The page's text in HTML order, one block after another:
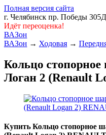
Полная версия сайта
г. Челябинск пр. Победы
Идёт переоценка!
ВАЗон
ВАЗон → Ходовая →
Кольцо
Логан 2 (Renault
Купить Кольцо стопорное